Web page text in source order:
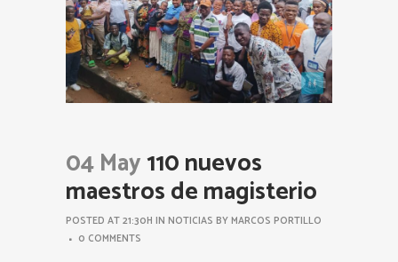
04 May110 nuevos
maestros de magisterio
POSTED AT 21:30H IN NOTICIAS BYMARCOS PORTILLO
0 COMMENTS